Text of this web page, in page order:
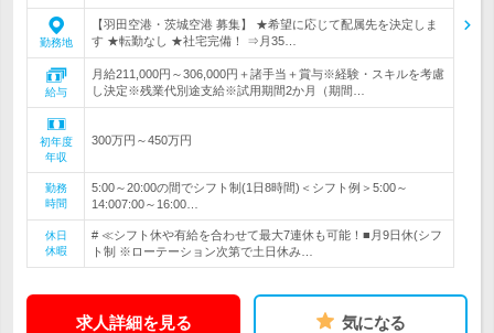
勤務地
【羽田空港・茨城空港 募集】 ★希望に応じて配属先を決定しま
す ★転勤なし ★社宅完備！ ⇒月35…
給与
月給211,000円～306,000円＋諸手当＋賞与※経験・スキルを考慮
し決定※残業代別途支給※試用期間2か月（期間…
初年度
年収
300万円～450万円
勤務
時間
5:00～20:00の間でシフト制(1日8時間)＜シフト例＞5:00～
14:007:00～16:00…
休日
休暇
# ≪シフト休や有給を合わせて最大7連休も可能！■月9日休(シフ
ト制 ※ローテーション次第で土日休み…
求人詳細を見る 気になる